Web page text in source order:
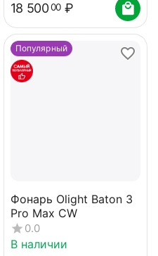
18 50000 ₽
Популярный
Фонарь Olight Baton 3
Pro Max CW
0.0
В наличии